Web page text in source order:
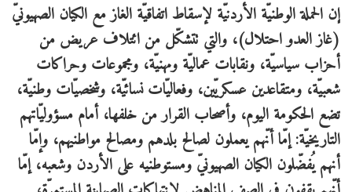
إن الحملة الوطنيّة الأردنيّة لإسقاط اتفاقيّة الغاز مع الكيان الصهيونيّ
(غاز العدو احتلال)، والتي تتشكّل من ائتلاف عريض من
أحزاب سياسيّة، ونقابات عماليّة ومهنيّة، ومجموعات وحراكات
شعبيّة، ومتقاعدين عسكريّين، وفعاليّات نسائيّة، وشخصيّات وطنيّة،
تضع الحكومة اليوم، وأصحاب القرار من خلفها، أمام مسؤوليّاتهم
التاريخيّة: إمّا أنّهم يعملون لصالح بلدهم ومصالح مواطنيهم، وإمّا
أنهم يُفضّلون الكيان الصهيونيّ ومستوطنيه على الأردن وشعبه، إمّا